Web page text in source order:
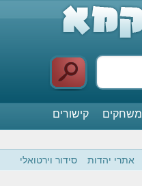
משחקים
קישורים
אתרי יהדות סידור וירטואלי